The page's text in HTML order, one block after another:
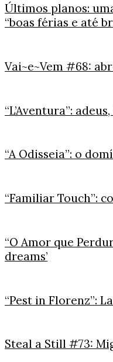
Últimos planos:
“boas férias e até
Vai~e~Vem #68:
“L’Aventura”:
“A Odisseia”: o
“Familiar Touch”:
“O Amor que
dreams’
“Pest in Florenz”:
Steal a Still #73: